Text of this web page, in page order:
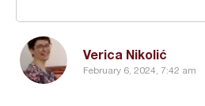
Verica Nikolić
February 6, 2024, 7:42 am